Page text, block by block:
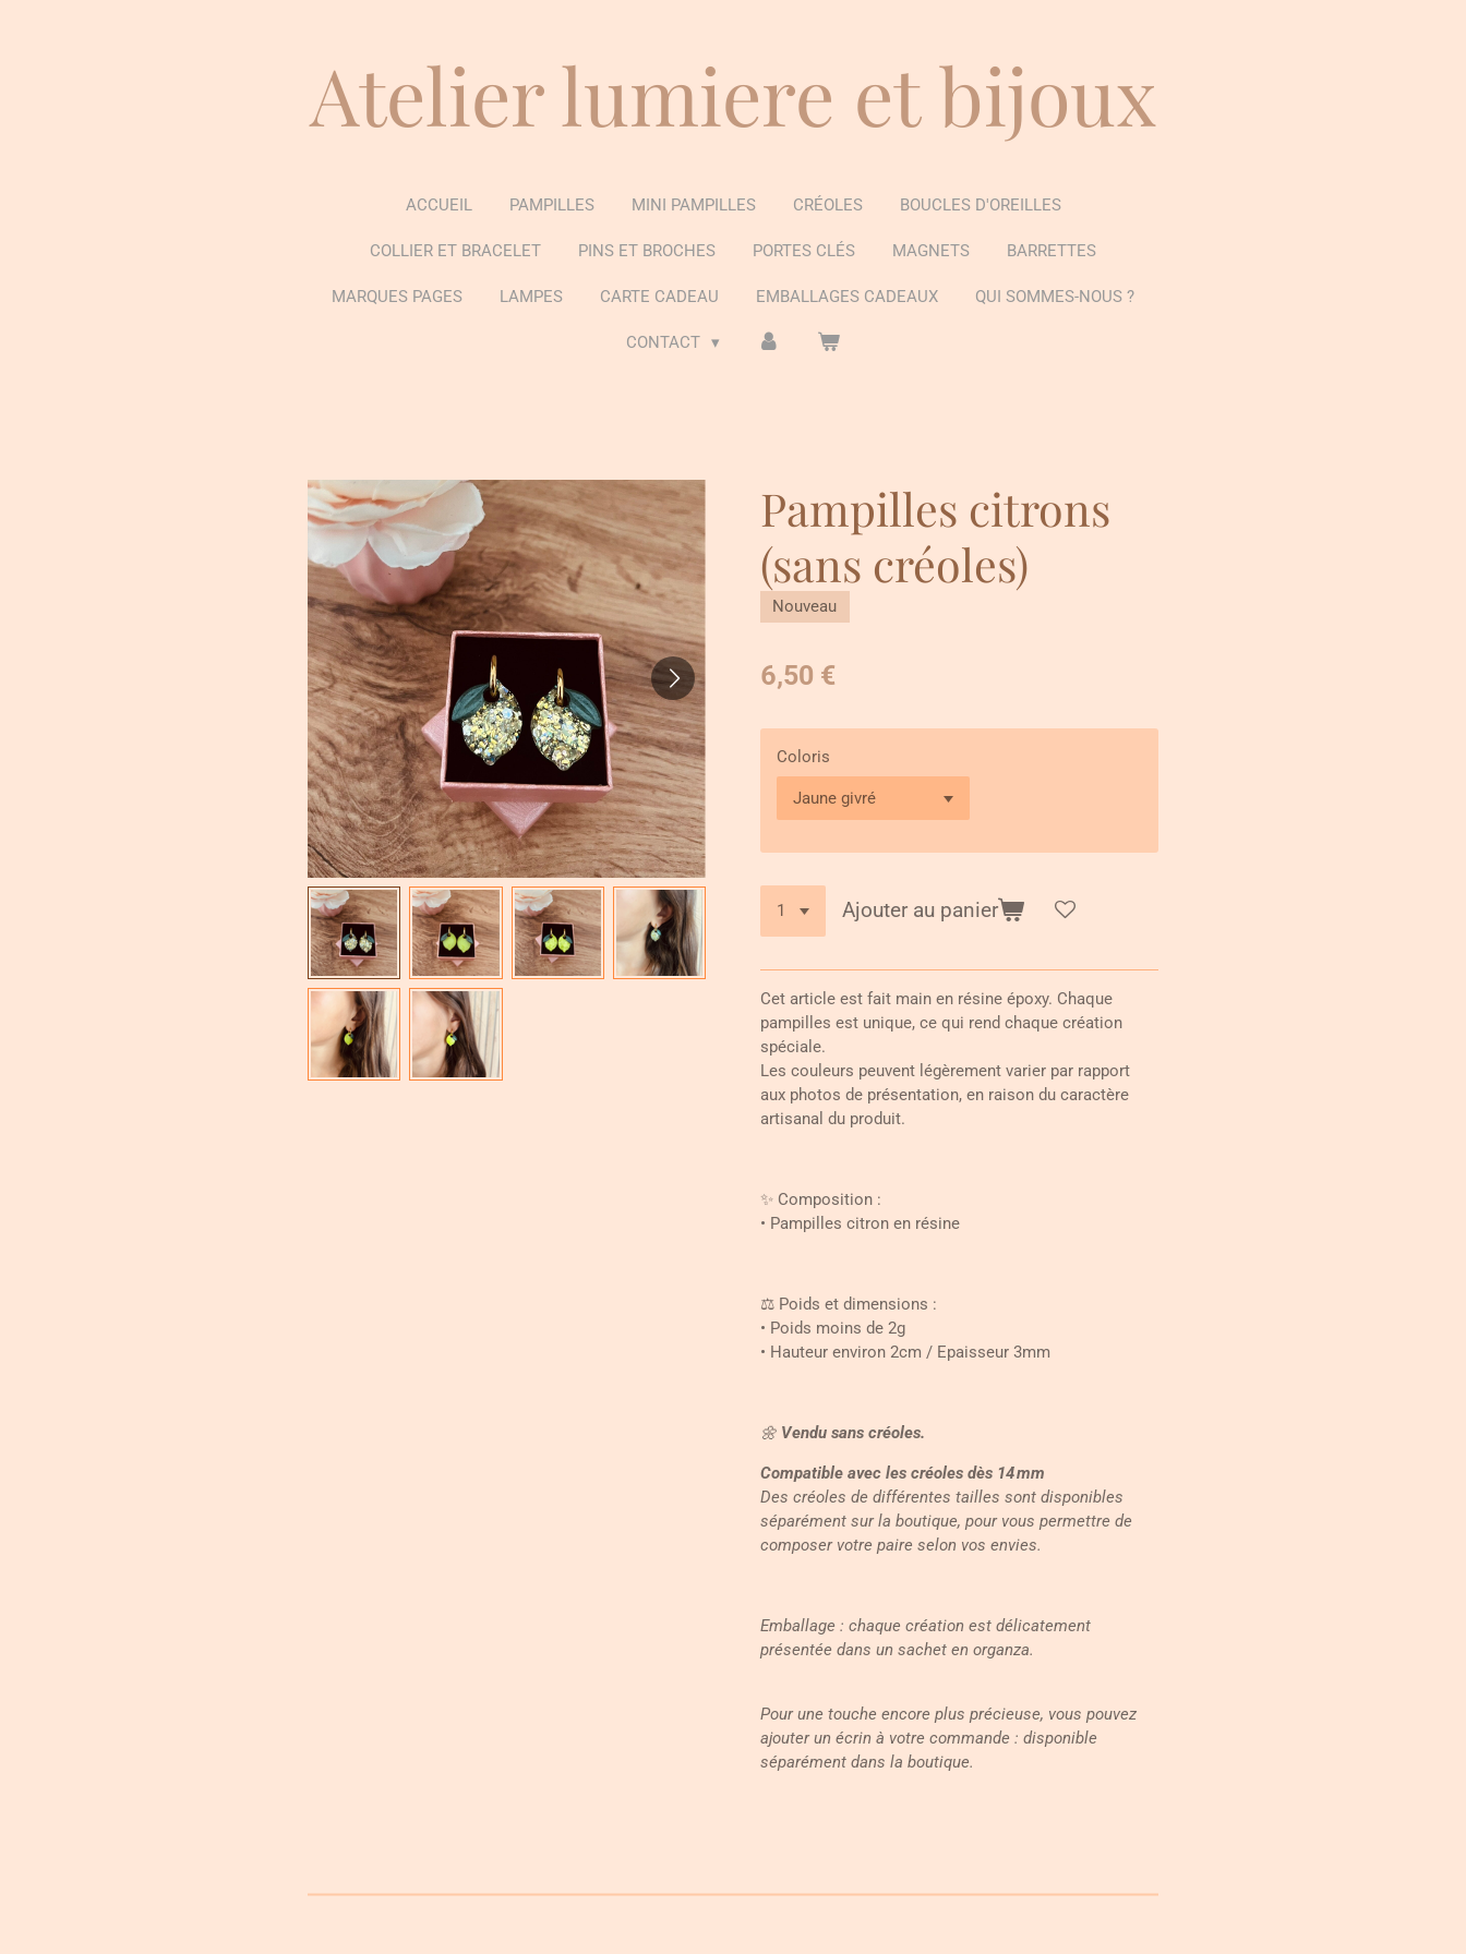
Atelier lumiere et bijoux
ACCUEIL PAMPILLES MINI PAMPILLES CRÉOLES BOUCLES D'OREILLES
COLLIER ET BRACELET PINS ET BROCHES PORTES CLÉS MAGNETS BARRETTES
MARQUES PAGES LAMPES CARTE CADEAU EMBALLAGES CADEAUX QUI SOMMES-NOUS ?
CONTACT
Pampilles citrons
(sans créoles)
Nouveau
6,50 €
Coloris
Ajouter au panier
Cet article est fait main en résine époxy. Chaque
pampilles est unique, ce qui rend chaque création
spéciale.
Les couleurs peuvent légèrement varier par rapport
aux photos de présentation, en raison du caractère
artisanal du produit.
✨ Composition :
• Pampilles citron en résine
⚖️ Poids et dimensions :
• Poids moins de 2g
• Hauteur environ 2cm / Epaisseur 3mm
🌼 Vendu sans créoles.
Compatible avec les créoles dès 14 mm
Des créoles de différentes tailles sont disponibles
séparément sur la boutique, pour vous permettre de
composer votre paire selon vos envies.
Emballage : chaque création est délicatement
présentée dans un sachet en organza.
Pour une touche encore plus précieuse, vous pouvez
ajouter un écrin à votre commande : disponible
séparément dans la boutique.